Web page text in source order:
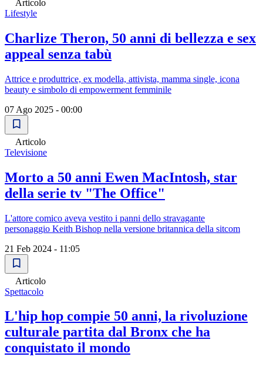
Articolo
Lifestyle
Charlize Theron, 50 anni di bellezza e sex
appeal senza tabù
Attrice e produttrice, ex modella, attivista, mamma single, icona
beauty e simbolo di empowerment femminile
07 Ago 2025 - 00:00
Articolo
Televisione
Morto a 50 anni Ewen MacIntosh, star
della serie tv "The Office"
L'attore comico aveva vestito i panni dello stravagante
personaggio Keith Bishop nella versione britannica della sitcom
21 Feb 2024 - 11:05
Articolo
Spettacolo
L'hip hop compie 50 anni, la rivoluzione
culturale partita dal Bronx che ha
conquistato il mondo